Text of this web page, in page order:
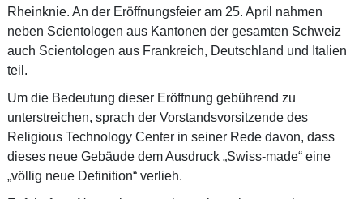
Rheinknie. An der Eröffnungsfeier am 25. April nahmen
neben Scientologen aus Kantonen der gesamten Schweiz
auch Scientologen aus Frankreich, Deutschland und Italien
teil.
Um die Bedeutung dieser Eröffnung gebührend zu
unterstreichen, sprach der Vorstandsvorsitzende des
Religious Technology Center in seiner Rede davon, dass
dieses neue Gebäude dem Ausdruck „Swiss-made“ eine
„völlig neue Definition“ verlieh.